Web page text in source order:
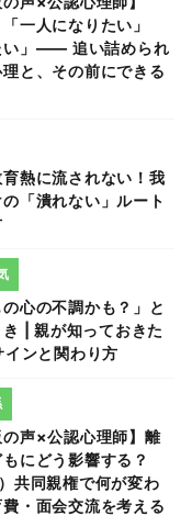
「一人になりたい」
い」―― 追い詰められ
と、その前にできる
熱に流されない！我
「潰れない」ルート
の心の不調かも？」と
| 親が知っておきた
インと関わり方
の声×公認心理師】離
にどう影響する？
共同親権で何が変わ
・面会交流を考える